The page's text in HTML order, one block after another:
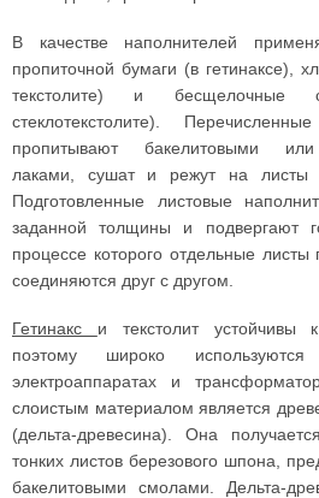
В качестве наполнителей
пропиточной бумаги (в гетинаксе),
текстолите) и бесщелочные
стеклотекстолите).
пропитывают бакелитовыми или
лаками, сушат и режут на листы
Подготовленные листовые
заданной толщины и подвергают
процессе которого отдельные
соединяются друг с другом.
Гетинакс и текстолит устойчивы
поэтому широко
электроаппаратах и
слоистым материалом является
(дельта-древесина). Она
тонких листов березового шпона,
бакелитовыми смолами. Дельта-